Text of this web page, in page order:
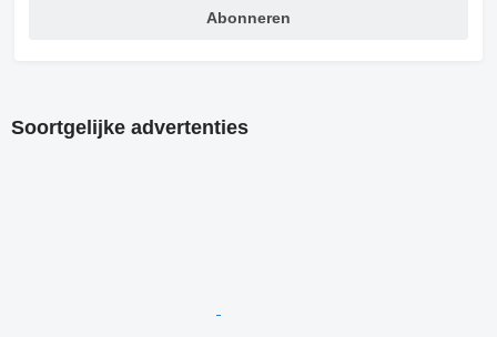
Abonneren
Soortgelijke advertenties